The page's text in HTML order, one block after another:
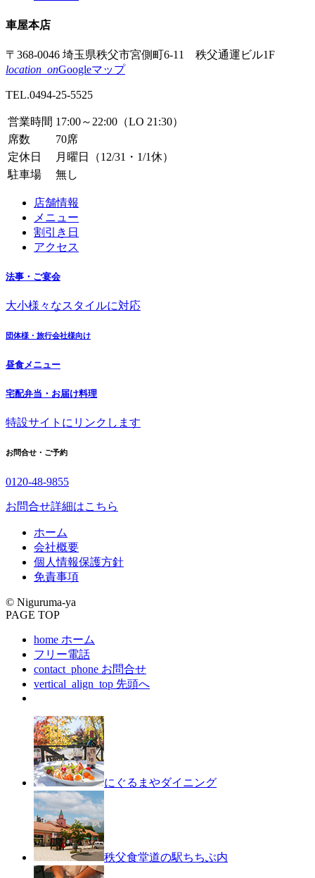
車屋本店
〒368-0046 埼玉県秩父市宮側町6-11 秩父通運ビル1F
location_onGoogleマップ
TEL.0494-25-5525
営業時間 17:00～22:00（LO 21:30）
席数
70席
定休日
月曜日（12/31・1/1休）
駐車場
無し
店舗情報
メニュー
割引き日
アクセス
法事・ご宴会
大小様々なスタイルに対応
団体様・旅行会社様向け
昼食メニュー
宅配弁当・お届け料理
特設サイトにリンクします
お問合せ・ご予約
0120-48-9855
お問合せ詳細はこちら
ホーム
会社概要
個人情報保護方針
免責事項
© Niguruma-ya
PAGE TOP
home ホーム
フリー電話
contact_phone お問合せ
vertical_align_top 先頭へ
にぐるまやダイニング
秩父食堂道の駅ちちぶ内